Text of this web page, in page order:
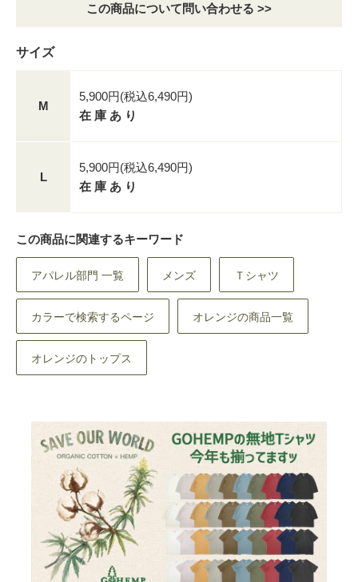
この商品について問い合わせる >>
サイズ
M
5,900円(税込6,490円)
在 庫 あ り
L
5,900円(税込6,490円)
在 庫 あ り
この商品に関連するキーワード
アパレル部門 一覧 メンズ Ｔシャツ
カラーで検索するページ オレンジの商品一覧
オレンジのトップス